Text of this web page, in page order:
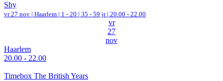
Shy
vr 27 nov | Haarlem | 1 - 20 | 35 - 59 jr | 20.00 - 22.00
vr
27
nov
Haarlem
20.00 - 22.00
Timebox The British Years